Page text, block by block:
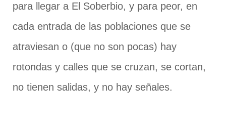
para llegar a El Soberbio, y para peor, en
cada entrada de las poblaciones que se
atraviesan o (que no son pocas) hay
rotondas y calles que se cruzan, se cortan,
no tienen salidas, y no hay señales.